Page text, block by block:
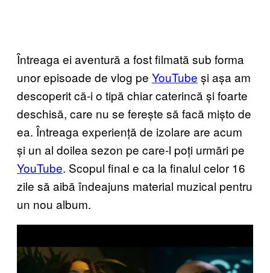
Întreaga ei aventură a fost filmată sub forma
unor episoade de vlog pe YouTube și așa am
descoperit că-i o tipă chiar caterincă și foarte
deschisă, care nu se ferește să facă mișto de
ea. Întreaga experiență de izolare are acum
și un al doilea sezon pe care-l poți urmări pe
YouTube. Scopul final e ca la finalul celor 16
zile să aibă îndeajuns material muzical pentru
un nou album.